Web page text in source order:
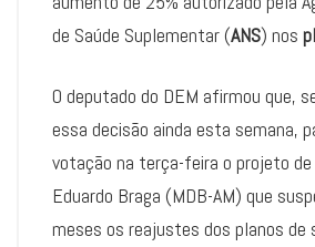
de Saúde Suplementar (ANS) nos
O deputado do DEM afirmou que,
essa decisão ainda esta semana,
votação na terça-feira o projeto de
Eduardo Braga (MDB-AM) que
meses os reajustes dos planos de